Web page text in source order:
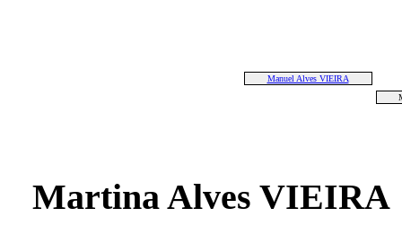
Manuel Alves VIEIRA
Martina Alves VIEIRA